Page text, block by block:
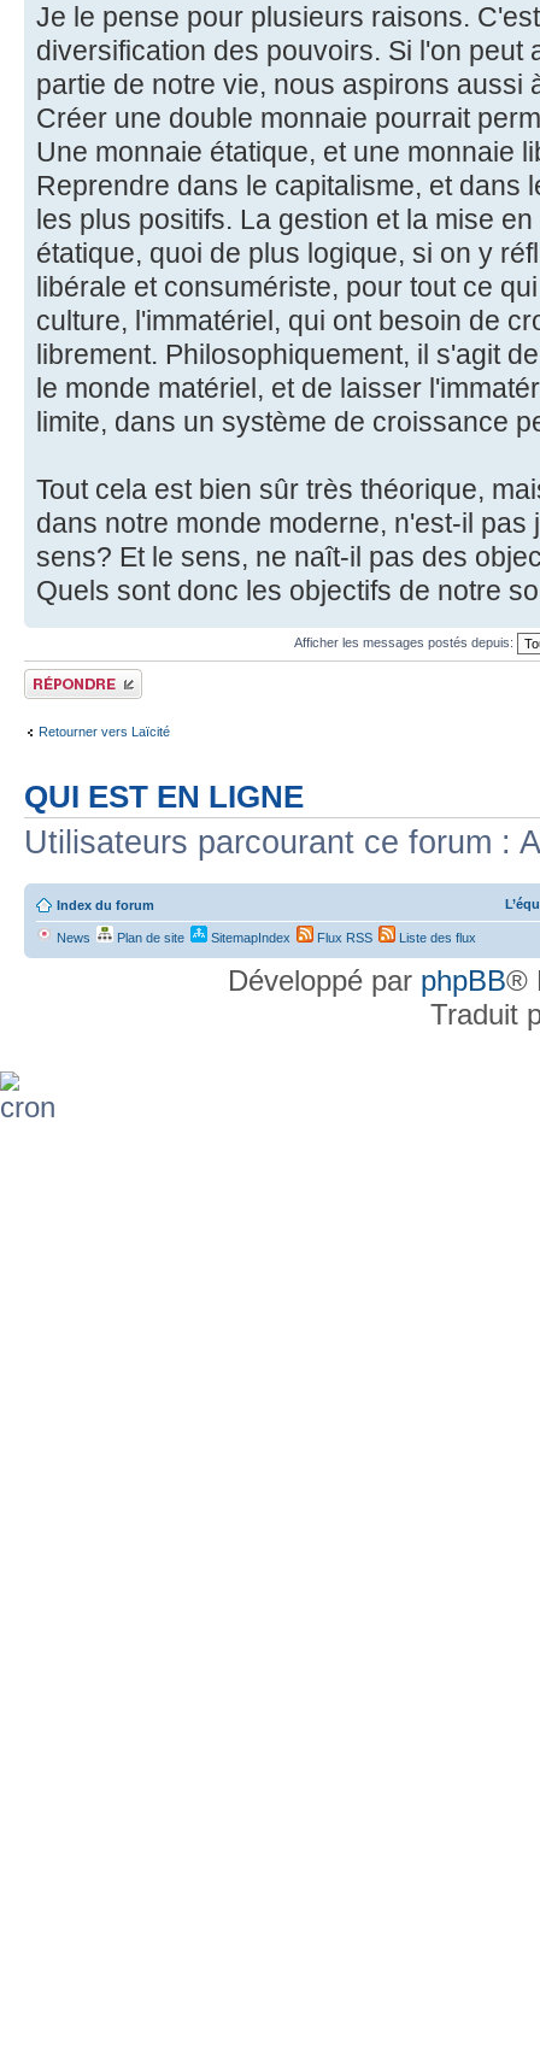
Je le pense pour plusieurs raisons.
diversification des pouvoirs. Si l'on peut
partie de notre vie, nous aspirons aussi
Créer une double monnaie pourrait
Une monnaie étatique, et une monnaie
Reprendre dans le capitalisme, et dans
les plus positifs. La gestion et la mise
étatique, quoi de plus logique, si on y
libérale et consumériste, pour tout ce
culture, l'immatériel, qui ont besoin de
librement. Philosophiquement, il s'agit
le monde matériel, et de laisser
limite, dans un système de croissance
Tout cela est bien sûr très théorique,
dans notre monde moderne, n'est-il pas
sens? Et le sens, ne naît-il pas des
Quels sont donc les objectifs de notre
Afficher les messages postés depuis:
Répondre
Retourner vers Laïcité
QUI EST EN LIGNE
Utilisateurs parcourant ce forum :
Index du forum
News Plan de site SitemapIndex Flux RSS Liste des flux
Développé par phpBB®
Traduit